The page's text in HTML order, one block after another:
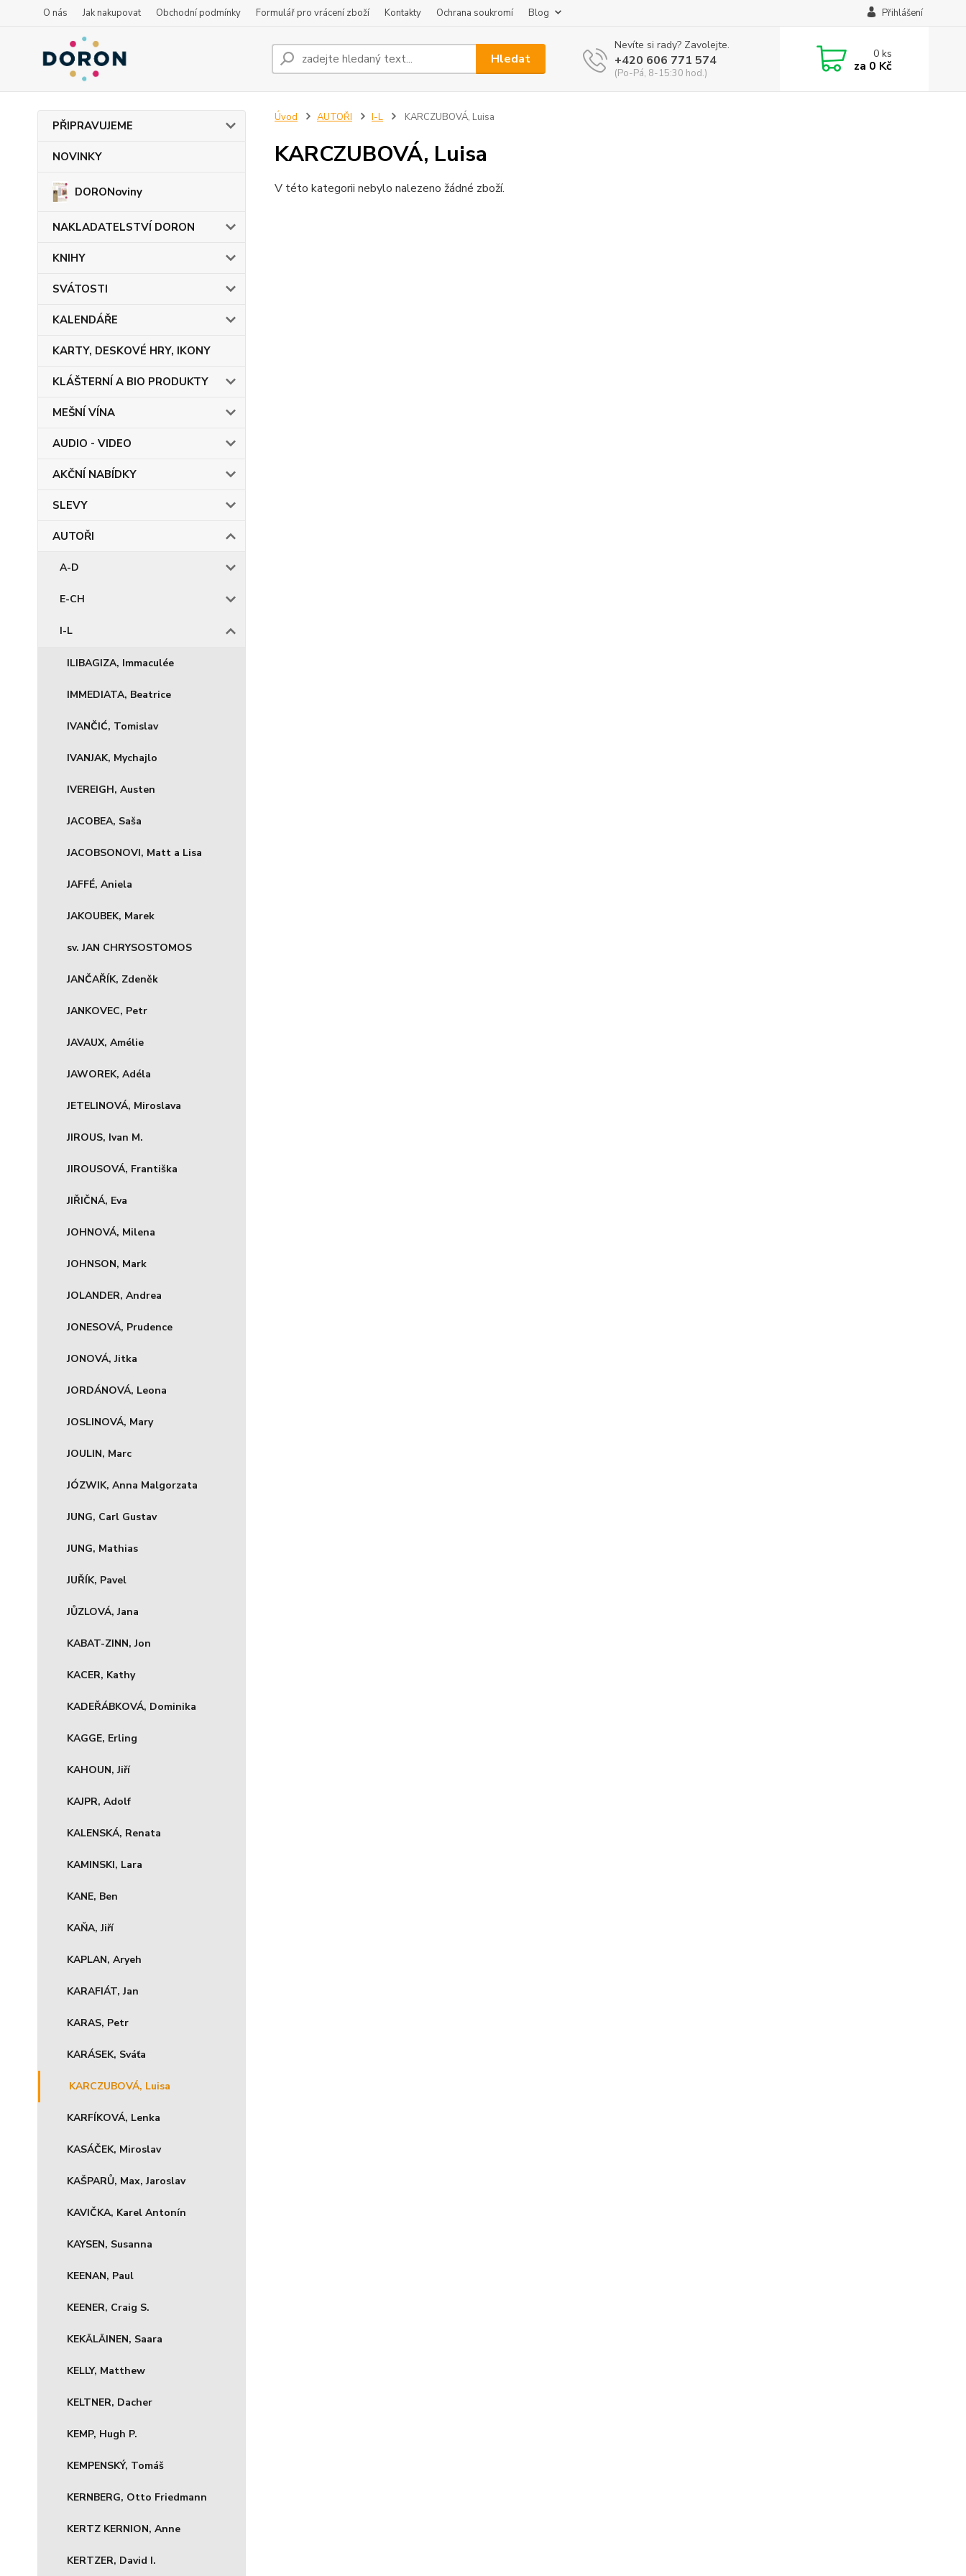
O nás Jak nakupovat Obchodní podmínky Formulář pro vrácení zboží Kontakty Ochrana soukromí Blog Přihlášení
Hledat
Nevíte si rady? Zavolejte.
+420 606 771 574
(Po-Pá, 8-15:30 hod.)
0ks
za 0 Kč
PŘIPRAVUJEME
NOVINKY
DORONoviny
NAKLADATELSTVÍ DORON
KNIHY
SVÁTOSTI
KALENDÁŘE
KARTY, DESKOVÉ HRY, IKONY
KLÁŠTERNÍ A BIO PRODUKTY
MEŠNÍ VÍNA
AUDIO - VIDEO
AKČNÍ NABÍDKY
SLEVY
AUTOŘI
A-D
E-CH
I-L
ILIBAGIZA, Immaculée
IMMEDIATA, Beatrice
IVANČIĆ, Tomislav
IVANJAK, Mychajlo
IVEREIGH, Austen
JACOBEA, Saša
JACOBSONOVI, Matt a Lisa
JAFFÉ, Aniela
JAKOUBEK, Marek
sv. JAN CHRYSOSTOMOS
JANČAŘÍK, Zdeněk
JANKOVEC, Petr
JAVAUX, Amélie
JAWOREK, Adéla
JETELINOVÁ, Miroslava
JIROUS, Ivan M.
JIROUSOVÁ, Františka
JIŘIČNÁ, Eva
JOHNOVÁ, Milena
JOHNSON, Mark
JOLANDER, Andrea
JONESOVÁ, Prudence
JONOVÁ, Jitka
JORDÁNOVÁ, Leona
JOSLINOVÁ, Mary
JOULIN, Marc
JÓZWIK, Anna Malgorzata
JUNG, Carl Gustav
JUNG, Mathias
JUŘÍK, Pavel
JŮZLOVÁ, Jana
KABAT-ZINN, Jon
KACER, Kathy
KADEŘÁBKOVÁ, Dominika
KAGGE, Erling
KAHOUN, Jiří
KAJPR, Adolf
KALENSKÁ, Renata
KAMINSKI, Lara
KANE, Ben
KAŇA, Jiří
KAPLAN, Aryeh
KARAFIÁT, Jan
KARAS, Petr
KARÁSEK, Sváťa
KARCZUBOVÁ, Luisa
KARFÍKOVÁ, Lenka
KASÁČEK, Miroslav
KAŠPARŮ, Max, Jaroslav
KAVIČKA, Karel Antonín
KAYSEN, Susanna
KEENAN, Paul
KEENER, Craig S.
KEKÄLÄINEN, Saara
KELLY, Matthew
KELTNER, Dacher
KEMP, Hugh P.
KEMPENSKÝ, Tomáš
KERNBERG, Otto Friedmann
KERTZ KERNION, Anne
KERTZER, David I.
Úvod AUTOŘI I-L KARCZUBOVÁ, Luisa
KARCZUBOVÁ, Luisa
V této kategorii nebylo nalezeno žádné zboží.